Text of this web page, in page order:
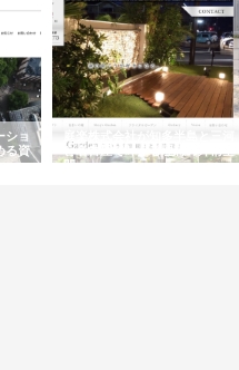
ショ
る資
と名古屋で叶える理想の外構空
間